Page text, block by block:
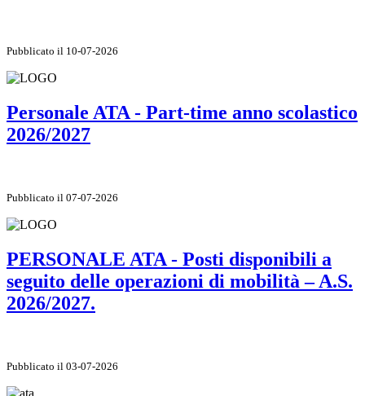
Pubblicato il 10-07-2026
Personale ATA - Part-time anno scolastico
2026/2027
Pubblicato il 07-07-2026
PERSONALE ATA - Posti disponibili a
seguito delle operazioni di mobilità – A.S.
2026/2027.
Pubblicato il 03-07-2026